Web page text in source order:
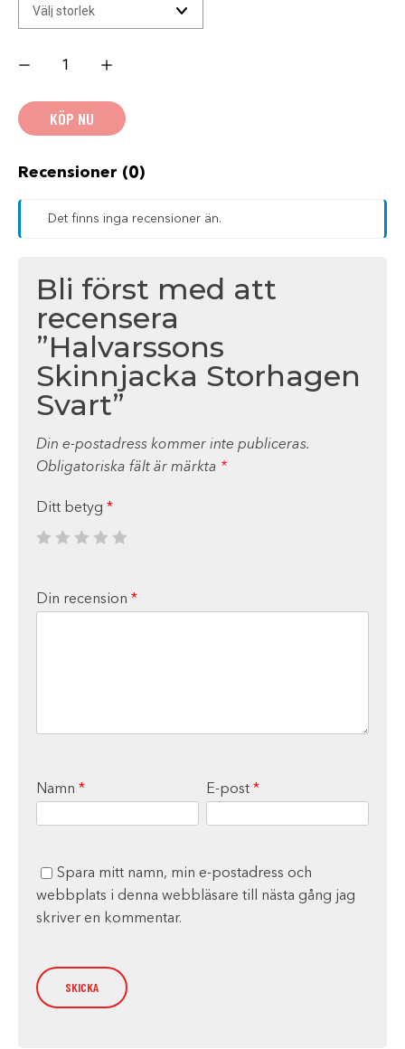
Skinnjacka
mängd
KÖP NU
Recensioner (0)
Det finns inga recensioner än.
Bli först med att
recensera
”Halvarssons
Skinnjacka Storhagen
Svart”
Din e-postadress kommer inte publiceras.
Obligatoriska fält är märkta *
Ditt betyg *
Din recension *
Namn * E-post *
Spara mitt namn, min e-postadress och
webbplats i denna webbläsare till nästa gång jag
skriver en kommentar.